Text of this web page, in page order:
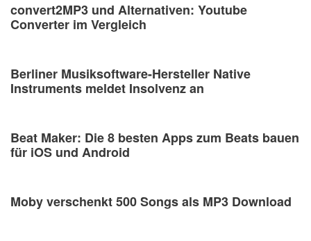
convert2MP3 und Alternativen: Youtube
Converter im Vergleich
Berliner Musiksoftware-Hersteller Native
Instruments meldet Insolvenz an
Beat Maker: Die 8 besten Apps zum Beats bauen
für iOS und Android
Moby verschenkt 500 Songs als MP3 Download